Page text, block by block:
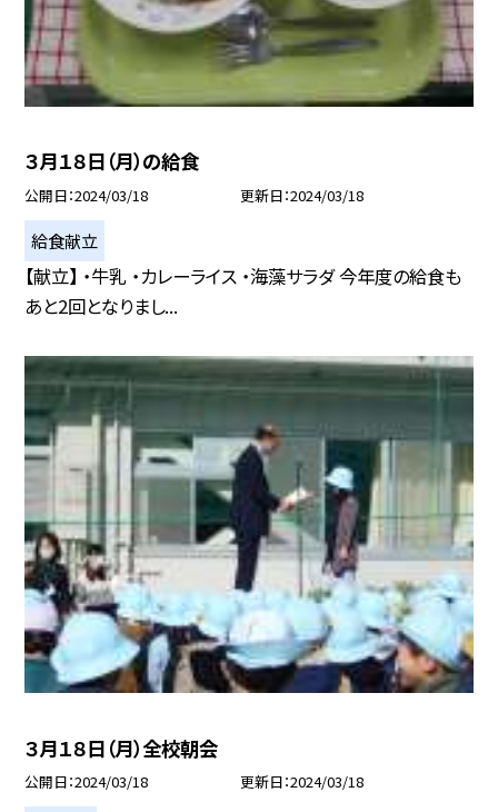
３月１８日（月）の給食
公開日 2024/03/18 更新日 2024/03/18
給食献立
【献立】 ・牛乳 ・カレーライス ・海藻サラダ 今年度の給食も
あと2回となりまし...
３月１８日（月）全校朝会
公開日 2024/03/18 更新日 2024/03/18